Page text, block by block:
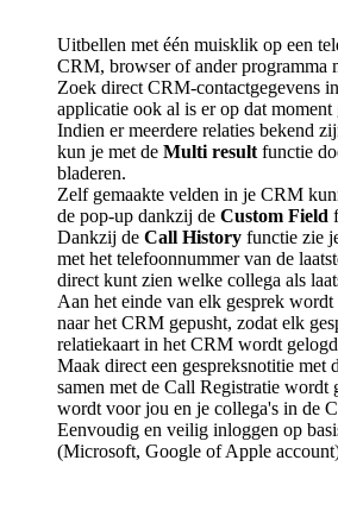
Uitbellen met één muisklik op een
CRM, browser of ander programma
Zoek direct CRM-contactgegevens
applicatie ook al is er op dat moment
Indien er meerdere relaties bekend
kun je met de Multi result functie
bladeren.
Zelf gemaakte velden in je CRM
de pop-up dankzij de Custom Field
Dankzij de Call History functie zie
met het telefoonnummer van de
direct kunt zien welke collega als
Aan het einde van elk gesprek wordt
naar het CRM gepusht, zodat elk
relatiekaart in het CRM wordt
Maak direct een gespreksnotitie met
samen met de Call Registratie wordt
wordt voor jou en je collega's in de
Eenvoudig en veilig inloggen op
(Microsoft, Google of Apple